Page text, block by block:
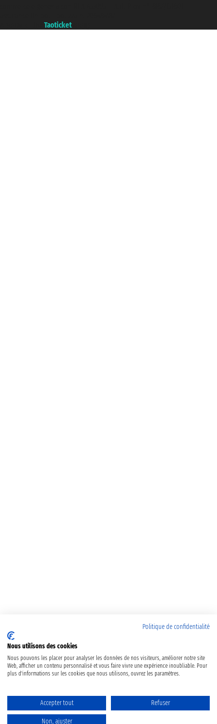
Taoticket
Politique de confidentialité
Nous utilisons des cookies
Nous pouvons les placer pour analyser les données de nos visiteurs, améliorer notre site
Web, afficher un contenu personnalisé et vous faire vivre une expérience inoubliable. Pour
plus d'informations sur les cookies que nous utilisons, ouvrez les paramètres.
Accepter tout Refuser
Non, ajuster